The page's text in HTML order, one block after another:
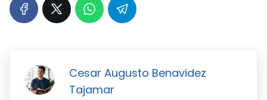
Cesar Augusto Benavidez
Tajamar